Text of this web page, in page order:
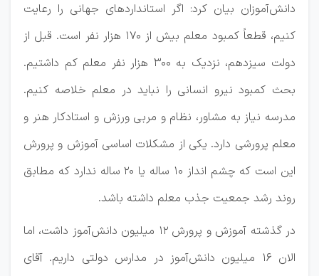
دانش‌آموزان بیان کرد: اگر استاندارد‌های جهانی را رعایت
کنیم، قطعاً کمبود معلم بیش از ۱۷۰ هزار نفر است. قبل از
دولت سیزدهم، نزدیک به ۳۰۰ هزار نفر معلم کم داشتیم.
بحث کمبود نیرو انسانی را نباید در معلم خلاصه کنیم.
مدرسه نیاز به مشاور، نظام و مربی ورزش و استادکار هنر و
معلم پرورشی دارد. یکی از مشکلات اساسی آموزش و پرورش
این است که چشم انداز ۱۰ ساله یا ۲۰ ساله ندارد که مطابق
روند رشد جمعیت جذب معلم داشته باشد.
در گذشته آموزش و پرورش ۱۲ میلیون دانش‌آموز داشت، اما
الان ۱۶ میلیون دانش‌آموز در مدارس دولتی داریم. آقای